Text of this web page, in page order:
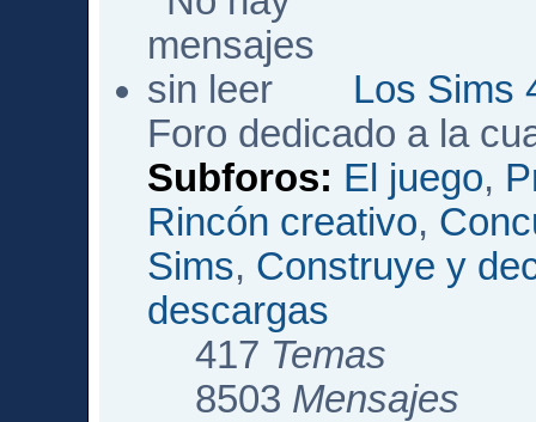
Los Sims
Foro dedicado a la
Subforos: El juego,
Rincón creativo,
Sims, Construye y
descargas
417 Temas
8503 Mensajes